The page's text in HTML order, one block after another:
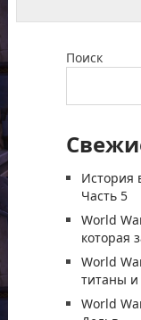
Поиск
История
Часть 5
World
которая
World
титаны и
World